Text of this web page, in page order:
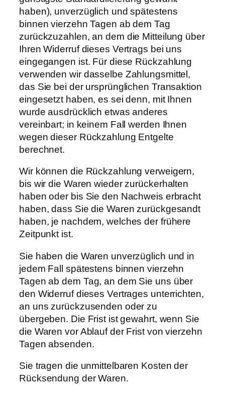
haben), unverzüglich und spätestens
binnen vierzehn Tagen ab dem Tag
zurückzuzahlen, an dem die Mitteilung über
Ihren Widerruf dieses Vertrags bei uns
eingegangen ist. Für diese Rückzahlung
verwenden wir dasselbe Zahlungsmittel,
das Sie bei der ursprünglichen Transaktion
eingesetzt haben, es sei denn, mit Ihnen
wurde ausdrücklich etwas anderes
vereinbart; in keinem Fall werden Ihnen
wegen dieser Rückzahlung Entgelte
berechnet.
Wir können die Rückzahlung verweigern,
bis wir die Waren wieder zurückerhalten
haben oder bis Sie den Nachweis erbracht
haben, dass Sie die Waren zurückgesandt
haben, je nachdem, welches der frühere
Zeitpunkt ist.
Sie haben die Waren unverzüglich und in
jedem Fall spätestens binnen vierzehn
Tagen ab dem Tag, an dem Sie uns über
den Widerruf dieses Vertrages unterrichten,
an uns zurückzusenden oder zu
übergeben. Die Frist ist gewahrt, wenn Sie
die Waren vor Ablauf der Frist von vierzehn
Tagen absenden.
Sie tragen die unmittelbaren Kosten der
Rücksendung der Waren.